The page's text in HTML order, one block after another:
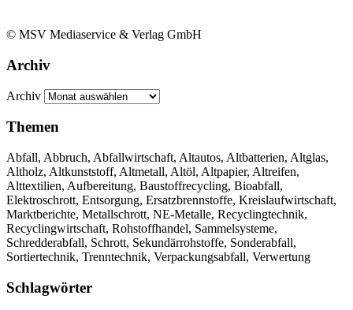
© MSV Mediaservice & Verlag GmbH
Archiv
Archiv
Themen
Abfall, Abbruch, Abfallwirtschaft, Altautos, Altbatterien, Altglas,
Altholz, Altkunststoff, Altmetall, Altöl, Altpapier, Altreifen,
Alttextilien, Aufbereitung, Baustoffrecycling, Bioabfall,
Elektroschrott, Entsorgung, Ersatzbrennstoffe, Kreislaufwirtschaft,
Marktberichte, Metallschrott, NE-Metalle, Recyclingtechnik,
Recyclingwirtschaft, Rohstoffhandel, Sammelsysteme,
Schredderabfall, Schrott, Sekundärrohstoffe, Sonderabfall,
Sortiertechnik, Trenntechnik, Verpackungsabfall, Verwertung
Schlagwörter